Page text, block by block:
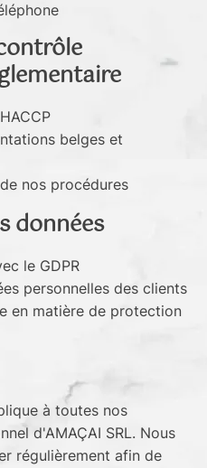
belges et
nos procédures
données
le GDPR
personnelles des clients
en matière de protection
à toutes nos
d'AMAÇAI SRL. Nous
régulièrement afin de